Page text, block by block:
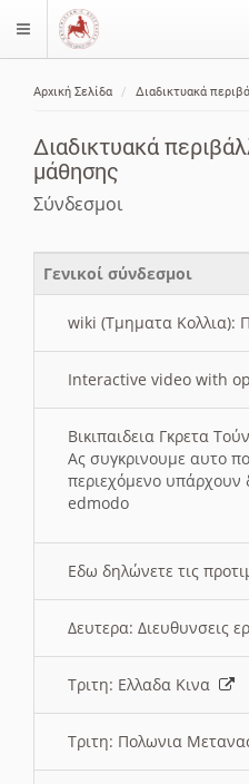
$langMenu
Αρχική Σελίδα Διαδικτυακά
Διαδικτυακά
μάθησης
Σύνδεσμοι
Γενικοί σύνδεσμοι
wiki (Τμηματα Κολλια):
Interactive video with
Βικιπαιδεια Γκρετα
Ας συγκρινουμε αυτο
περιεχόμενο υπάρχουν
edmodo
Εδω δηλώνετε τις
Δευτερα: Διευθυνσεις
Τριτη: Ελλαδα Κινα
Τριτη: Πολωνια